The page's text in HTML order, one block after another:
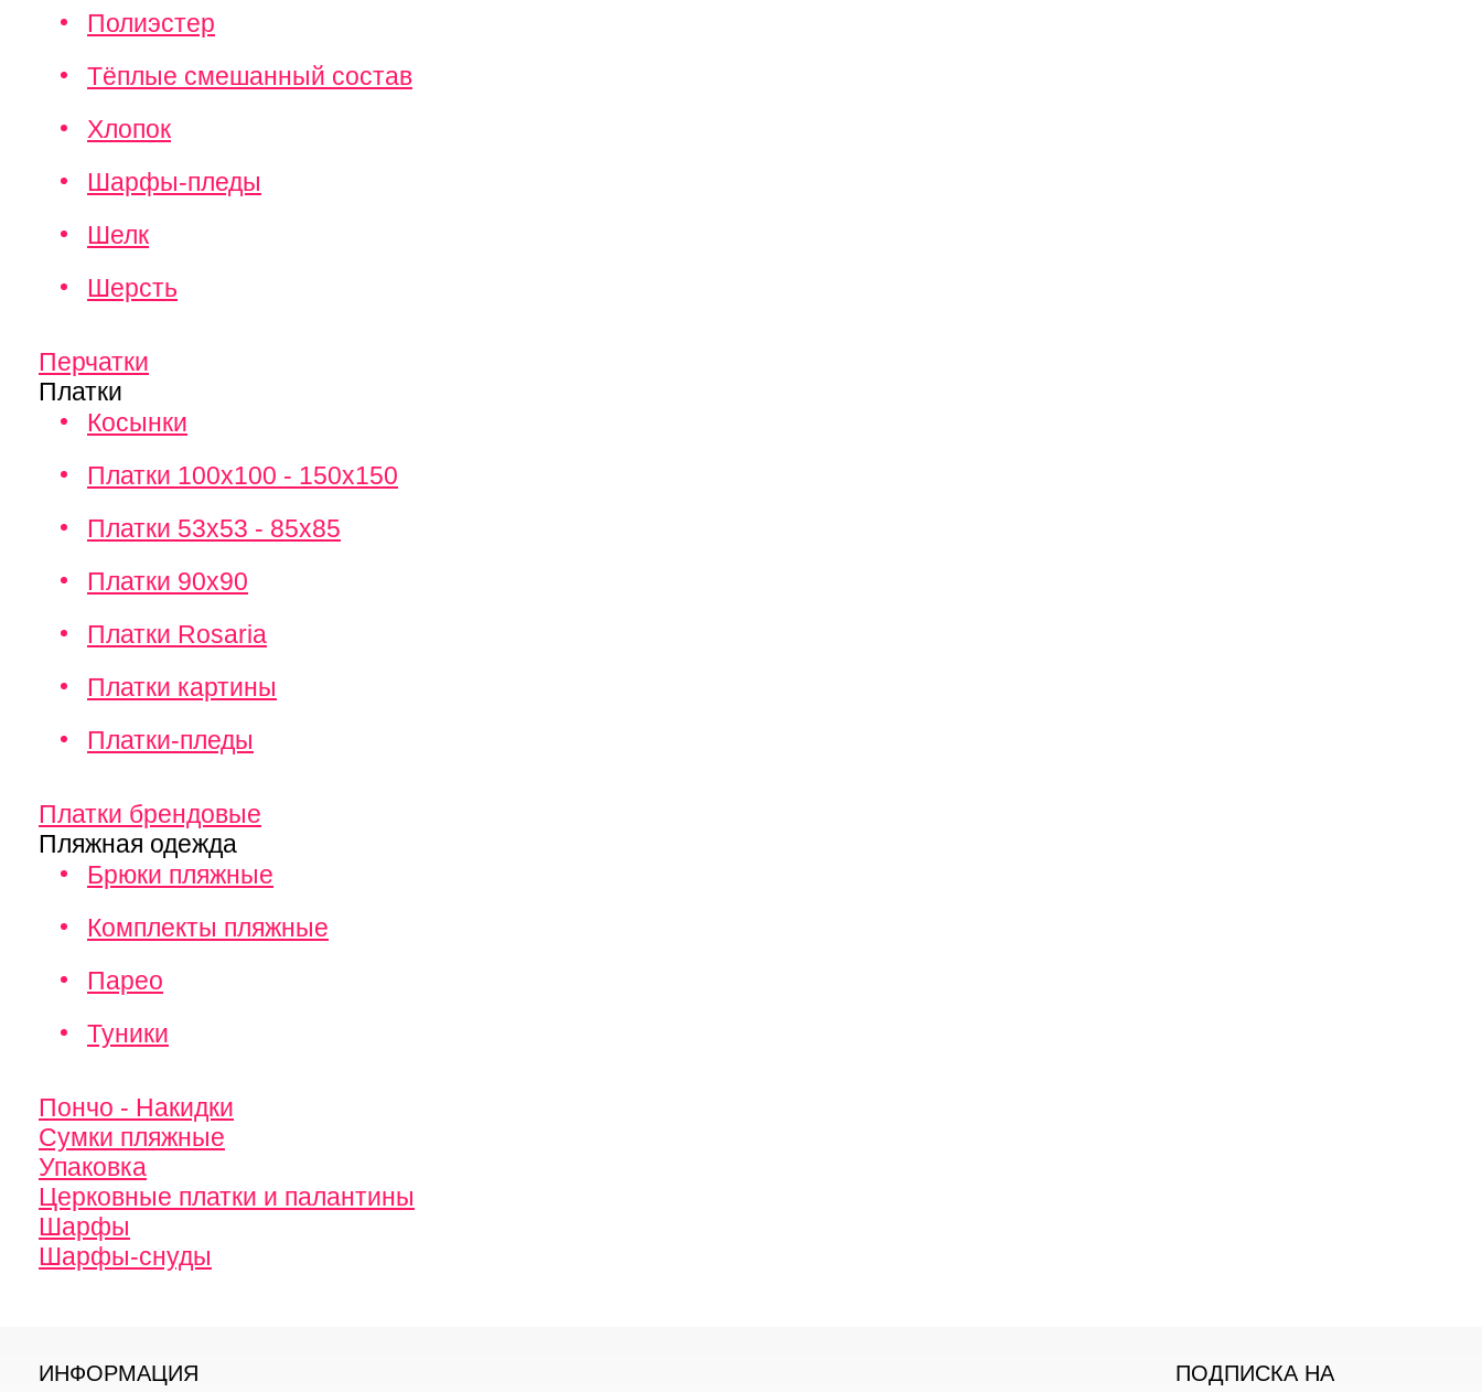
Полиэстер
Тёплые смешанный состав
Хлопок
Шарфы-пледы
Шелк
Шерсть
Перчатки
Платки
Косынки
Платки 100х100 - 150х150
Платки 53х53 - 85х85
Платки 90х90
Платки Rosaria
Платки картины
Платки-пледы
Платки брендовые
Пляжная одежда
Брюки пляжные
Комплекты пляжные
Парео
Туники
Пончо - Накидки
Сумки пляжные
Упаковка
Церковные платки и палантины
Шарфы
Шарфы-снуды
ИНФОРМАЦИЯ
ПОДПИСКА НА